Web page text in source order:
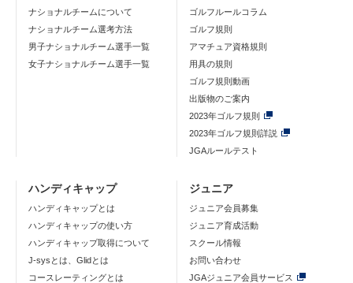
ナショナルチームについて
ナショナルチーム選考方法
男子ナショナルチーム選手一覧
女子ナショナルチーム選手一覧
ゴルフルールコラム
ゴルフ規則
アマチュア資格規則
用具の規則
ゴルフ規則動画
出版物のご案内
2023年ゴルフ規則
2023年ゴルフ規則詳説
JGAルールテスト
ハンディキャップ
ハンディキャップとは
ハンディキャップの使い方
ハンディキャップ取得について
J-sysとは、Glidとは
コースレーティングとは
ジュニア
ジュニア会員募集
ジュニア育成活動
スクール情報
お問い合わせ
JGAジュニア会員サービス